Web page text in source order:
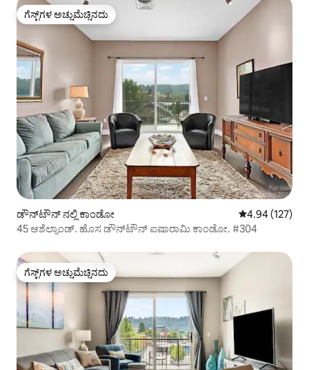
ಗೆಸ್ಟ್‌ಗಳ ಅಚ್ಚುಮೆಚ್ಚಿನದು
ಗೆಸ್ಟ್‌ಗಳ ಅಚ್ಚುಮೆಚ್ಚಿನದು
ಡೌನ್‌ಟೌನ್ ನಲ್ಲಿ ಕಾಂಡೋ 5 ರಲ್ಲಿ 4.94
4.94 (127)
45 ಆಶೆಲ್ಯಾಂಡ್. ಹೊಸ ಡೌನ್‌ಟೌನ್ ಐಷಾರಾಮಿ ಕಾಂಡೋ. #304
ಗೆಸ್ಟ್‌ಗಳ ಅಚ್ಚುಮೆಚ್ಚಿನದು
ಗೆಸ್ಟ್‌ಗಳ ಅಚ್ಚುಮೆಚ್ಚಿನದು